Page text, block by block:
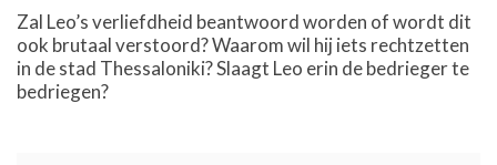
Zal Leo’s verliefdheid beantwoord worden of wordt dit
ook brutaal verstoord? Waarom wil hij iets rechtzetten
in de stad Thessaloniki? Slaagt Leo erin de bedrieger te
bedriegen?